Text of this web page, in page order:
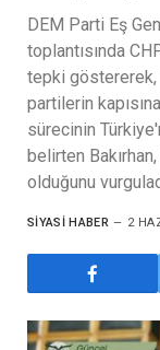
DEM Parti Eş
toplantısında
tepki göstererek,
partilerin
sürecinin
belirten
olduğunu
SIYASI HABER 2